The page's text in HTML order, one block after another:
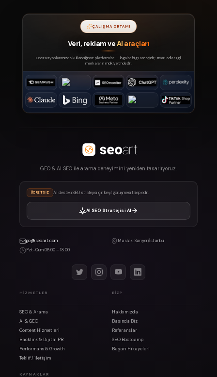
ÇALIŞMA ORTAMI
Veri, reklam veAI araçları
Operasyonlarımızda kullandığımız platformlar — logolar bilgi amaçlıdır; ticari adlar ilgili
markaların mülkiyetindedir.
GEO & AI SEO ile arama deneyimini yeniden tasarlıyoruz.
ÜCRETSIZ AI destekli SEO stratejisi için keşif görüşmesi talep edin.
AI SEO Stratejisi Al
go@seoart.com
Maslak, Sarıyer/İstanbul
Pzt-Cum 08:00 – 18:00
HIZMETLER
SEO & Arama
AI & GEO
Content Hizmetleri
Backlink & Dijital PR
Performans & Growth
Teklif / iletişim
BIZ?
Hakkımızda
Basında Biz
Referanslar
SEO Bootcamp
Başarı Hikayeleri
KAYNAKLAR